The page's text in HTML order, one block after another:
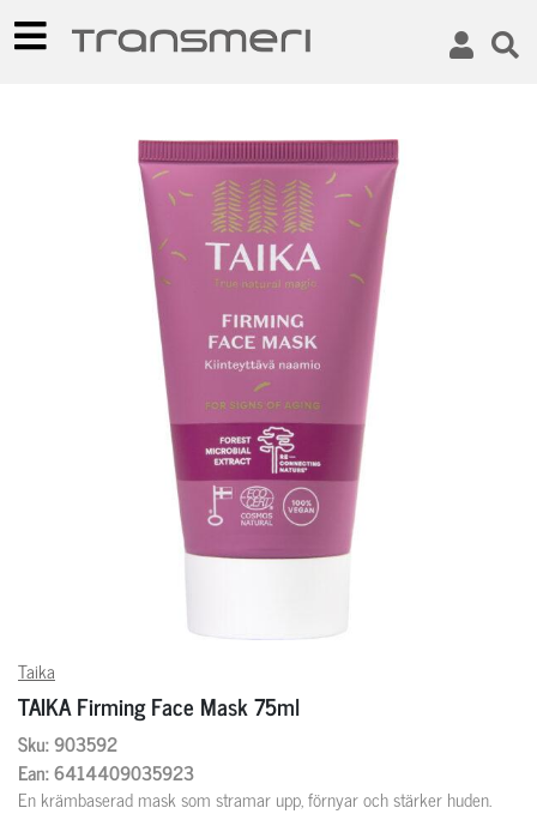
Taika
TAIKA Firming Face Mask 75ml
Sku: 903592
Ean: 6414409035923
En krämbaserad mask som stramar upp, förnyar och stärker huden.